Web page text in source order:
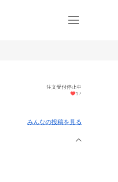
注文受付停止中
17
みんなの投稿を見る